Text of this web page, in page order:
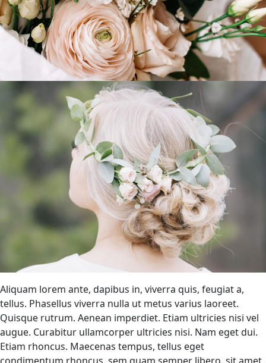
Aliquam lorem ante, dapibus in, viverra quis, feugiat a,
tellus. Phasellus viverra nulla ut metus varius laoreet.
Quisque rutrum. Aenean imperdiet. Etiam ultricies nisi vel
augue. Curabitur ullamcorper ultricies nisi. Nam eget dui.
Etiam rhoncus. Maecenas tempus, tellus eget